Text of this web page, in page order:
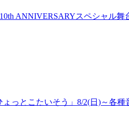
ANNIVERSARYスペシャル
ょっとこたいそう」8/2(日)～各